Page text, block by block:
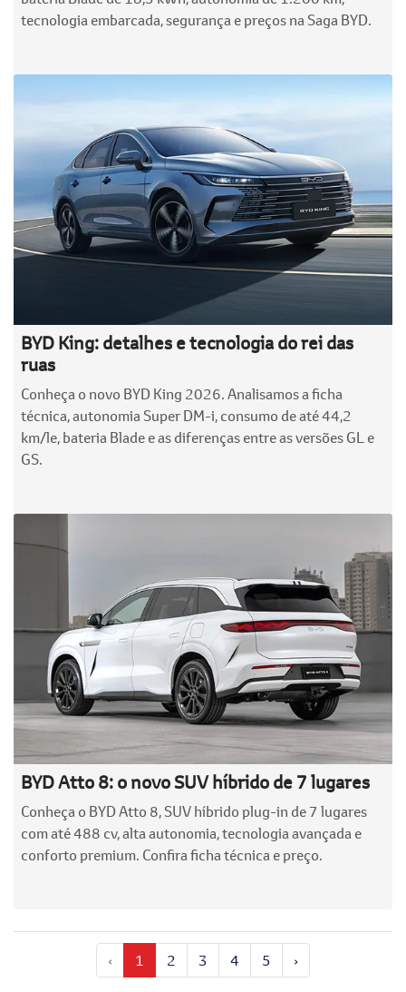
tecnologia embarcada, segurança e preços na Saga BYD.
BYD King: detalhes e tecnologia do rei das
ruas
Conheça o novo BYD King 2026. Analisamos a ficha
técnica, autonomia Super DM-i, consumo de até 44,2
km/le, bateria Blade e as diferenças entre as versões GL e
GS.
BYD Atto 8: o novo SUV híbrido de 7 lugares
Conheça o BYD Atto 8, SUV híbrido plug-in de 7 lugares
com até 488 cv, alta autonomia, tecnologia avançada e
conforto premium. Confira ficha técnica e preço.
‹ 1 2 3 4 5 ›